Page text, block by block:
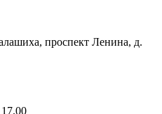
проспект Ленина, д.